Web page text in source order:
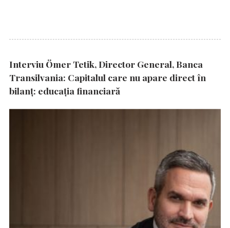
Interviu Ömer Tetik, Director General, Banca
Transilvania: Capitalul care nu apare direct în
bilanț: educația financiară